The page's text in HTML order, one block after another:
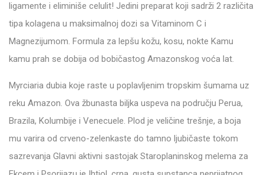
ligamente i eliminiše celulit! Jedini preparat koji sadrži 2 različita
tipa kolagena u maksimalnoj dozi sa Vitaminom C i
Magnezijumom. Formula za lepšu kožu, kosu, nokte Kamu
kamu prah se dobija od bobičastog Amazonskog voća lat.
Myrciaria dubia koje raste u poplavljenim tropskim šumama uz
reku Amazon. Ova žbunasta biljka uspeva na području Perua,
Brazila, Kolumbije i Venecuele. Plod je veličine trešnje, a boja
mu varira od crveno-zelenkaste do tamno ljubičaste tokom
sazrevanja Glavni aktivni sastojak Staroplaninskog melema za